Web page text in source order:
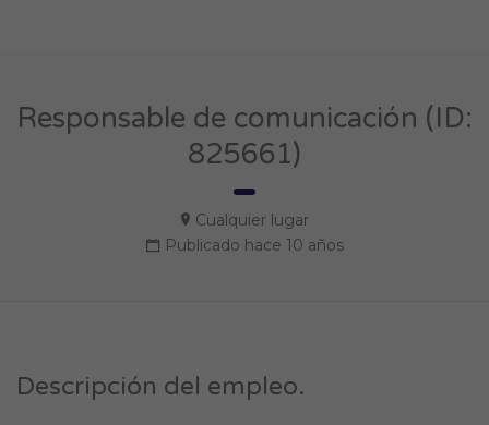
Responsable de comunicación (ID:
825661)
Cualquier lugar
Publicado hace 10 años
Descripción del empleo.